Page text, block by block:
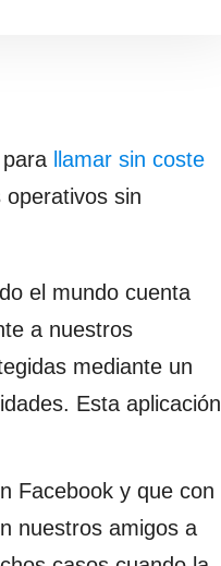
llamar sin coste
sin
el mundo cuenta
a nuestros
mediante un
Esta aplicación
Facebook y que con
nuestros amigos a